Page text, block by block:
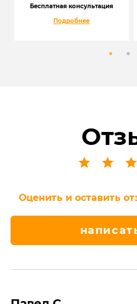
Бесплатная консультация
Подробнее
Оценить и оставить